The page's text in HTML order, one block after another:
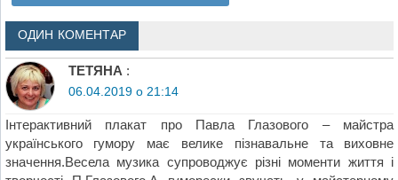
ОДИН КОМЕНТАР
ТЕТЯНА :
06.04.2019 о 21:14
Інтерактивний плакат про Павла Глазового – майстра
українського гумору має велике пізнавальне та виховне
значення.Весела музика супроводжує різні моменти життя і